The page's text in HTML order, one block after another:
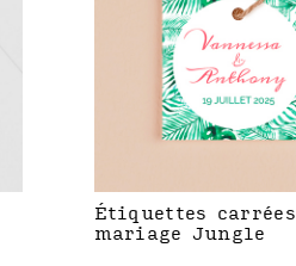
Étiquettes carrées
mariage Jungle